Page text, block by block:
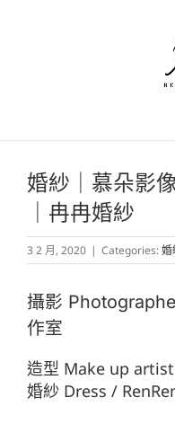
婚紗｜慕朵影
｜冉冉婚紗
3 2 月, 2020 | Categories:婚
攝影
作室
造型 Make up
婚紗 Dress /